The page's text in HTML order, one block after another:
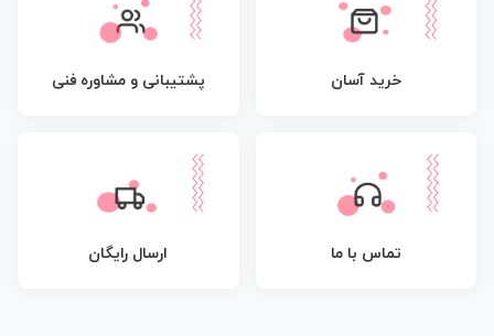
خرید آسان پشتیبانی و مشاوره فنی
تماس با ما ارسال رایگان